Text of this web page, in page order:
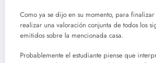
Como ya se dijo en su momento, para
realizar una valoración conjunta de todos los
emitidos sobre la mencionada casa.
Probablemente el estudiante piense que